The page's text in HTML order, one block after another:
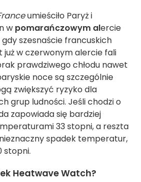
umieściło Paryż i
w pomarańczowym alercie
gdy szesnaście francuskich
w czerwonym alercie fali
prawdziwego chłodu nawet
noce są szczególnie
zwiększyć ryzyko dla
grup ludności. Jeśli chodzi o
zapowiada się bardziej
33 stopni, a reszta
spadek temperatur,
stopni.
Heatwave Watch?